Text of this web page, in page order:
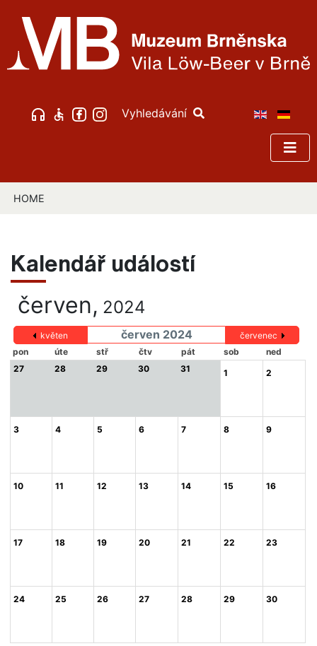
Vyhledávání
HOME
Kalendář událostí
červen, 2024
květen červen 2024
červenec
pon
úte stř čtv pát sob
ned
27
28 29 30 31 1 2
3 4 5 6 7 8 9
10 11 12 13 14 15 16
17 18 19 20 21 22 23
24 25 26 27 28 29 30